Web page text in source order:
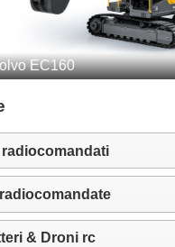
radiocomandati
& Droni rc